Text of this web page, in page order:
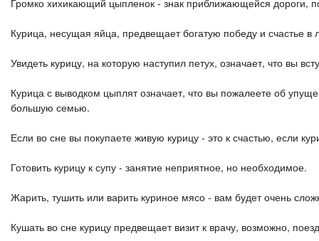
Громко хихикающий цыпленок - знак приближающейся дороги,
Курица, несущая яйца, предвещает богатую победу и счастье в
Увидеть курицу, на которую наступил петух, означает, что вы
Курица с выводком цыплят означает, что вы пожалеете об
большую семью.
Если во сне вы покупаете живую курицу - это к счастью, если
Готовить курицу к супу - занятие неприятное, но необходимое.
Жарить, тушить или варить куриное мясо - вам будет очень
Кушать во сне курицу предвещает визит к врачу, возможно,